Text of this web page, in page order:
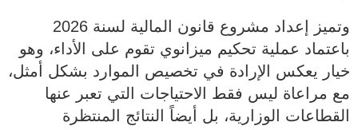
وتميز إعداد مشروع قانون المالية لسنة 2026
باعتماد عملية تحكيم ميزانوي تقوم على الأداء، وهو
خيار يعكس الإرادة في تخصيص الموارد بشكل أمثل،
مع مراعاة ليس فقط الاحتياجات التي تعبر عنها
القطاعات الوزارية، بل أيضاً النتائج المنتظرة